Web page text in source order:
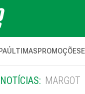
ÚLTIMASPROMOÇÕES
NOTÍCIAS: MARGOT